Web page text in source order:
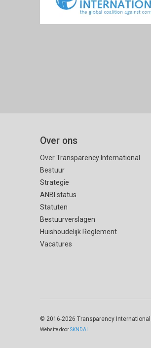
Over ons
Over Transparency International
Bestuur
Strategie
ANBI status
Statuten
Bestuurverslagen
Huishoudelijk Reglement
Vacatures
© 2016-2026 Transparency
Website doorSKNDAL